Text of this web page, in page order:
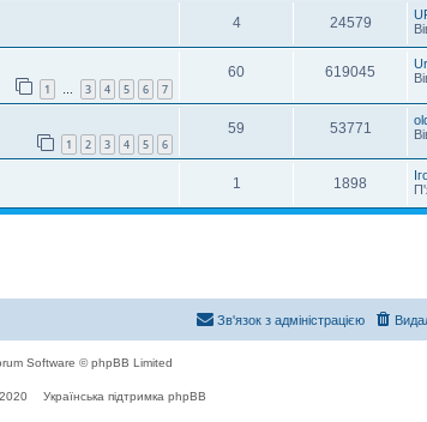
4 24579
1 … 3 4 5 6 7
60 619045
1 2 3 4 5 6
59 53771
1 1898
Зв'язок з адміністрацією
Software © phpBB Limited
Українська підтримка phpBB